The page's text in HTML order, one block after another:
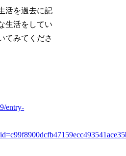
活を過去に記
生活をしてい
てみてくださ
entry-